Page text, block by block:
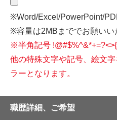
※Word/Excel/PowerPoint/
※容量は2MBまででお願いい
※半角記号
他の特殊文字や記号、 絵文
ラーとなります。
職歴詳細、ご希望